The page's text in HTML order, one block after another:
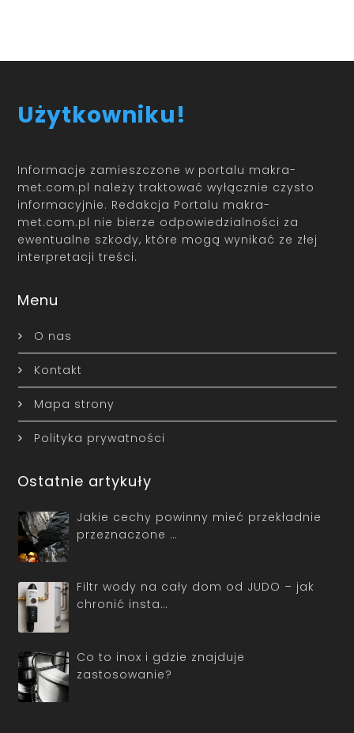
Użytkowniku!
Informacje zamieszczone w portalu makra-
met.com.pl należy traktować wyłącznie czysto
informacyjnie. Redakcja Portalu makra-
met.com.pl nie bierze odpowiedzialności za
ewentualne szkody, które mogą wynikać ze złej
interpretacji treści.
Menu
O nas
Kontakt
Mapa strony
Polityka prywatności
Ostatnie artykuły
Jakie cechy powinny mieć przekładnie
przeznaczone …
Filtr wody na cały dom od JUDO – jak
chronić insta…
Co to inox i gdzie znajduje
zastosowanie?